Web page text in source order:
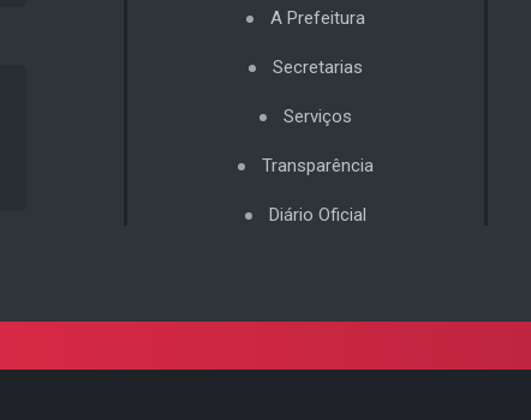
A Prefeitura
Secretarias
Serviços
Transparência
Diário Oficial